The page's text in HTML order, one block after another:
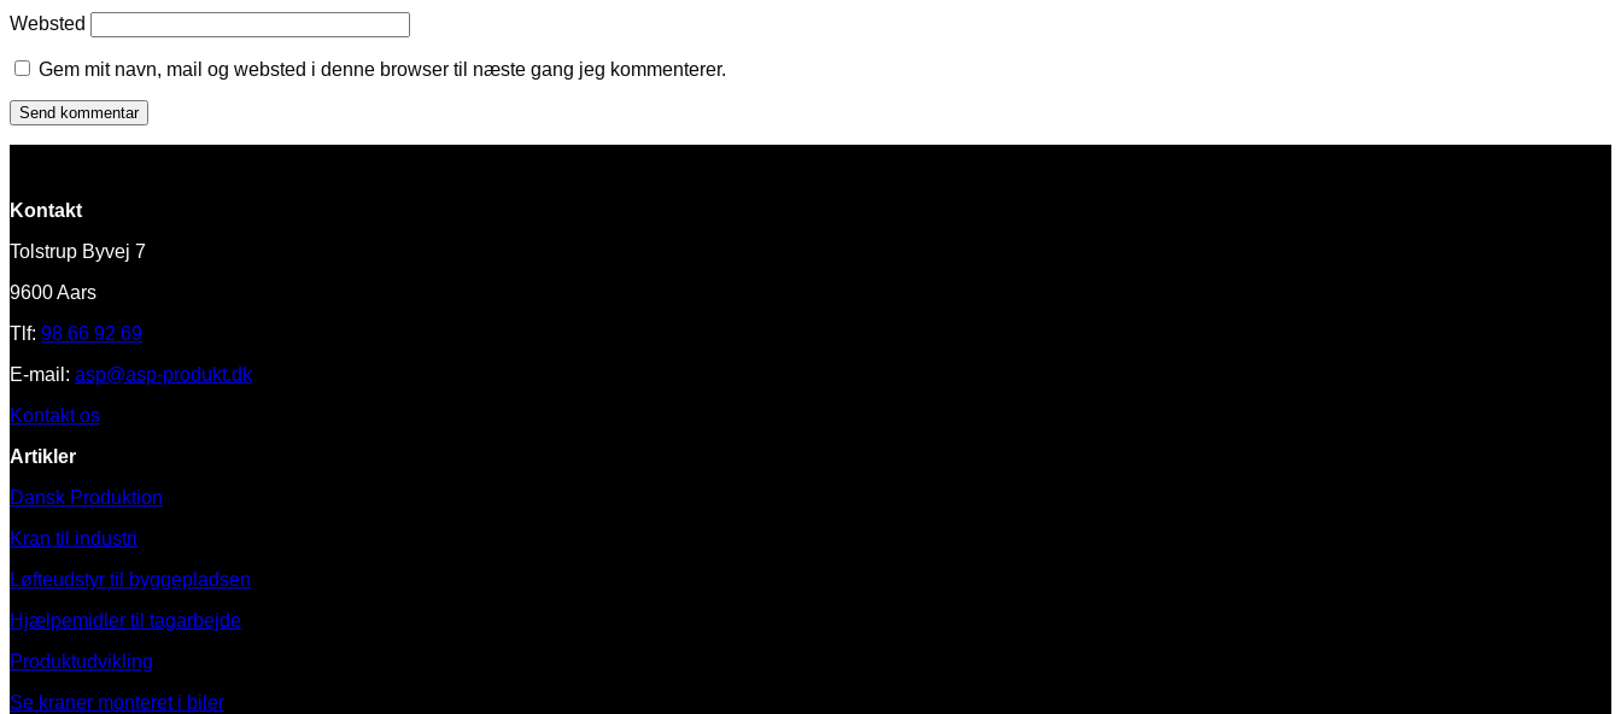
Websted
Gem mit navn, mail og websted i denne browser til næste gang jeg kommenterer.
Kontakt
Tolstrup Byvej 7
9600 Aars
Tlf: 98 66 92 69
E-mail: asp@asp-produkt.dk
Kontakt os
Artikler
Dansk Produktion
Kran til industri
Løfteudstyr til byggepladsen
Hjælpemidler til tagarbejde
Produktudvikling
Se kraner monteret i biler